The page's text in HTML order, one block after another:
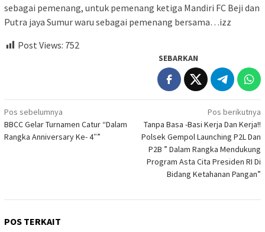
sebagai pemenang, untuk pemenang ketiga Mandiri FC Beji dan
Putra jaya Sumur waru sebagai pemenang bersama…izz
Post Views: 752
SEBARKAN
Navigasi
pos
Pos sebelumnya
BBCC Gelar Turnamen Catur “Dalam
Rangka Anniversary Ke- 4″”
Pos berikutnya
Tanpa Basa -Basi Kerja Dan Kerja!!
Polsek Gempol Launching P2L Dan
P2B ” Dalam Rangka Mendukung
Program Asta Cita Presiden RI Di
Bidang Ketahanan Pangan”
POS TERKAIT